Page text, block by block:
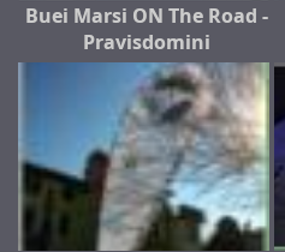
Buei Marsi ON The Road -
Pravisdomini